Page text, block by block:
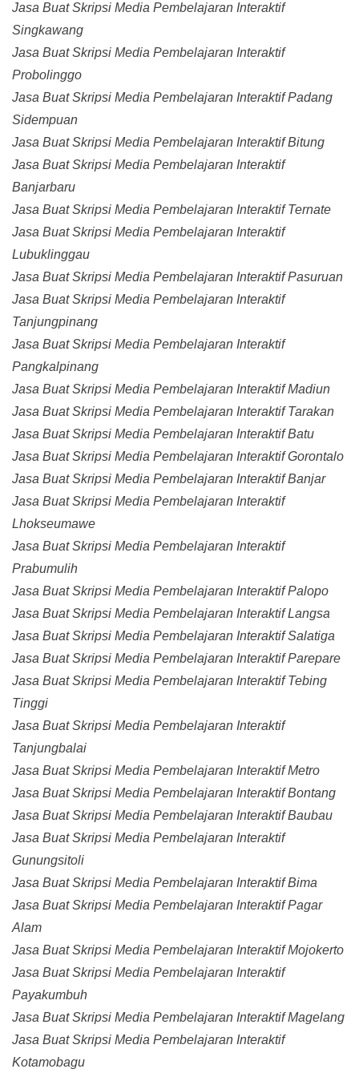
Jasa Buat Skripsi Media Pembelajaran Interaktif
Singkawang
Jasa Buat Skripsi Media Pembelajaran Interaktif
Probolinggo
Jasa Buat Skripsi Media Pembelajaran Interaktif Padang
Sidempuan
Jasa Buat Skripsi Media Pembelajaran Interaktif Bitung
Jasa Buat Skripsi Media Pembelajaran Interaktif
Banjarbaru
Jasa Buat Skripsi Media Pembelajaran Interaktif Ternate
Jasa Buat Skripsi Media Pembelajaran Interaktif
Lubuklinggau
Jasa Buat Skripsi Media Pembelajaran Interaktif Pasuruan
Jasa Buat Skripsi Media Pembelajaran Interaktif
Tanjungpinang
Jasa Buat Skripsi Media Pembelajaran Interaktif
Pangkalpinang
Jasa Buat Skripsi Media Pembelajaran Interaktif Madiun
Jasa Buat Skripsi Media Pembelajaran Interaktif Tarakan
Jasa Buat Skripsi Media Pembelajaran Interaktif Batu
Jasa Buat Skripsi Media Pembelajaran Interaktif Gorontalo
Jasa Buat Skripsi Media Pembelajaran Interaktif Banjar
Jasa Buat Skripsi Media Pembelajaran Interaktif
Lhokseumawe
Jasa Buat Skripsi Media Pembelajaran Interaktif
Prabumulih
Jasa Buat Skripsi Media Pembelajaran Interaktif Palopo
Jasa Buat Skripsi Media Pembelajaran Interaktif Langsa
Jasa Buat Skripsi Media Pembelajaran Interaktif Salatiga
Jasa Buat Skripsi Media Pembelajaran Interaktif Parepare
Jasa Buat Skripsi Media Pembelajaran Interaktif Tebing
Tinggi
Jasa Buat Skripsi Media Pembelajaran Interaktif
Tanjungbalai
Jasa Buat Skripsi Media Pembelajaran Interaktif Metro
Jasa Buat Skripsi Media Pembelajaran Interaktif Bontang
Jasa Buat Skripsi Media Pembelajaran Interaktif Baubau
Jasa Buat Skripsi Media Pembelajaran Interaktif
Gunungsitoli
Jasa Buat Skripsi Media Pembelajaran Interaktif Bima
Jasa Buat Skripsi Media Pembelajaran Interaktif Pagar
Alam
Jasa Buat Skripsi Media Pembelajaran Interaktif Mojokerto
Jasa Buat Skripsi Media Pembelajaran Interaktif
Payakumbuh
Jasa Buat Skripsi Media Pembelajaran Interaktif Magelang
Jasa Buat Skripsi Media Pembelajaran Interaktif
Kotamobagu